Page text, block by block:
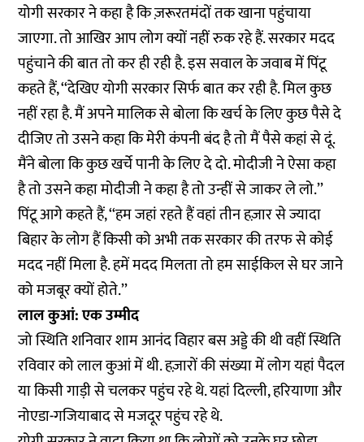
योगी सरकार ने कहा है कि ज़रूरतमंदों तक खाना पहुंचाया
जाएगा. तो आखिर आप लोग क्यों नहीं रुक रहे हैं. सरकार मदद
पहुंचाने की बात तो कर ही रही है. इस सवाल के जवाब में पिंटू
कहते हैं, ‘‘देखिए योगी सरकार सिर्फ बात कर रही है. मिल कुछ
नहीं रहा है. मैं अपने मालिक से बोला कि खर्च के लिए कुछ पैसे दे
दीजिए तो उसने कहा कि मेरी कंपनी बंद है तो मैं पैसे कहां से दूं.
मैंने बोला कि कुछ खर्चे पानी के लिए दे दो. मोदीजी ने ऐसा कहा
है तो उसने कहा मोदीजी ने कहा है तो उन्हीं से जाकर ले लो.’’
पिंटू आगे कहते हैं, ‘‘हम जहां रहते हैं वहां तीन हज़ार से ज्यादा
बिहार के लोग हैं किसी को अभी तक सरकार की तरफ से कोई
मदद नहीं मिला है. हमें मदद मिलता तो हम साईकिल से घर जाने
को मजबूर क्यों होते.’’
लाल कुआं: एक उम्मीद
जो स्थिति शनिवार शाम आनंद विहार बस अड्डे की थी वहीं स्थिति
रविवार को लाल कुआं में थी. हज़ारों की संख्या में लोग यहां पैदल
या किसी गाड़ी से चलकर पहुंच रहे थे. यहां दिल्ली, हरियाणा और
नोएडा-गजियाबाद से मजदूर पहुंच रहे थे.